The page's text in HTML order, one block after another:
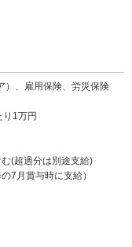
）、雇用保険、労災保険
り1万円
(超過分は別途支給)
7月賞与時に支給）